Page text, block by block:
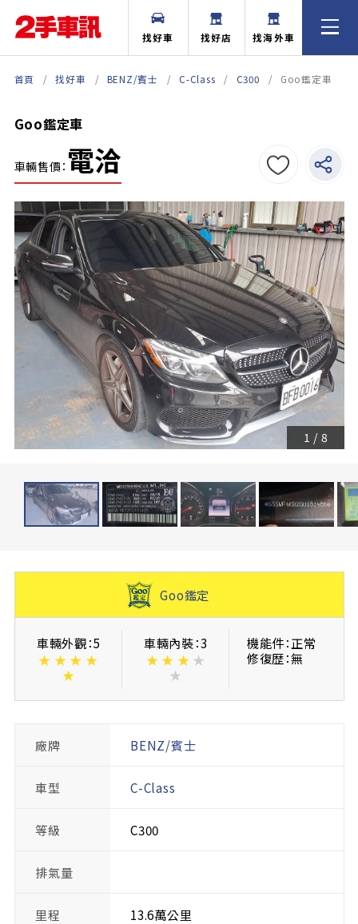
找好車 找好店 找海外車
首頁 找好車 BENZ/賓士 C-Class C300 Goo鑑定車
Goo鑑定車
車輛售價： 電洽
1 / 8
Goo鑑定
車輛外觀：5
★ ★ ★ ★
★
車輛內裝：3
★ ★ ★ ★
★
機能件：正常
修復歴：無
廠牌 BENZ/賓士
車型 C-Class
等級 C300
排氣量
里程 13.6萬公里